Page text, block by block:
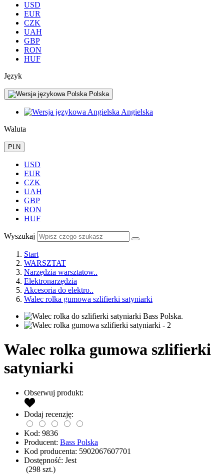
USD
EUR
CZK
UAH
GBP
RON
HUF
Język
Polska
Angielska
Waluta
PLN
USD
EUR
CZK
UAH
GBP
RON
HUF
Wyszukaj
Start
WARSZTAT
Narzędzia warsztatow..
Elektronarzędzia
Akcesoria do elektro..
Walec rolka gumowa szlifierki satyniarki
Walec rolka gumowa szlifierki
satyniarki
Obserwuj produkt:
Dodaj recenzję:
Kod: 9836
Producent: Bass Polska
Kod producenta: 5902067607701
Dostępność: Jest
(298 szt.)